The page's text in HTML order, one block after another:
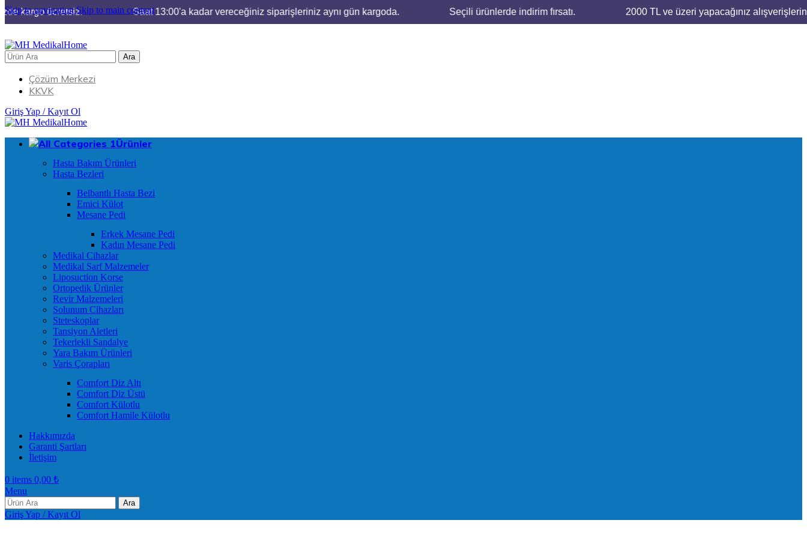
Skip to navigationSkip to main content
Ara
Çözüm Merkezi
KKVK
Giriş Yap / Kayıt Ol
Ürünler
Hasta Bakım Ürünleri
Hasta Bezleri
Belbantlı Hasta Bezi
Emici Külot
Mesane Pedi
Erkek Mesane Pedi
Kadın Mesane Pedi
Medikal Cihazlar
Medikal Sarf Malzemeler
Liposuction Korse
Ortopedik Ürünler
Revir Malzemeleri
Solunum Cihazları
Steteskoplar
Tansiyon Aletleri
Tekerlekli Sandalye
Yara Bakım Ürünleri
Varis Çorapları
Comfort Diz Altı
Comfort Diz Üstü
Comfort Külotlu
Comfort Hamile Külotlu
Hakkımızda
Garanti Şartları
İletişim
0 items 0,00 ₺
Menu
Ara
Giriş Yap / Kayıt Ol
kargo ücretsiz. Saat 13:00'a kadar vereceğiniz siparişleriniz aynı gün kargoda. Seçili ürünlerde indirim fırsatı. 2000 TL ve üzeri yapacağınız